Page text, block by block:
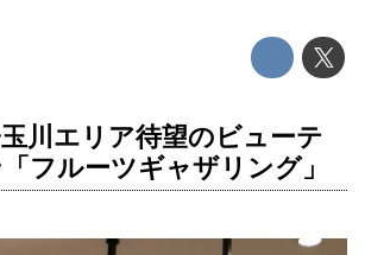
川エリア待望のビューテ
フルーツギャザリング」